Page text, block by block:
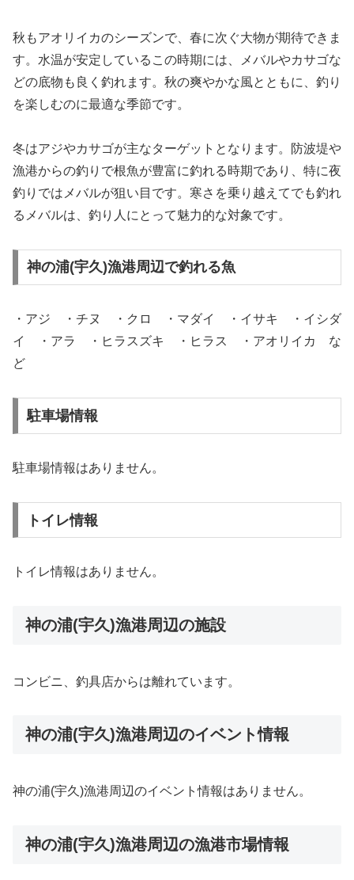
秋もアオリイカのシーズンで、春に次ぐ大物が期待できま
す。水温が安定しているこの時期には、メバルやカサゴな
どの底物も良く釣れます。秋の爽やかな風とともに、釣り
を楽しむのに最適な季節です。
冬はアジやカサゴが主なターゲットとなります。防波堤や
漁港からの釣りで根魚が豊富に釣れる時期であり、特に夜
釣りではメバルが狙い目です。寒さを乗り越えてでも釣れ
るメバルは、釣り人にとって魅力的な対象です。
神の浦(宇久)漁港周辺で釣れる魚
・アジ ・チヌ ・クロ ・マダイ ・イサキ ・イシダ
イ ・アラ ・ヒラスズキ ・ヒラス ・アオリイカ な
ど
駐車場情報
駐車場情報はありません。
トイレ情報
トイレ情報はありません。
神の浦(宇久)漁港周辺の施設
コンビニ、釣具店からは離れています。
神の浦(宇久)漁港周辺のイベント情報
神の浦(宇久)漁港周辺のイベント情報はありません。
神の浦(宇久)漁港周辺の漁港市場情報